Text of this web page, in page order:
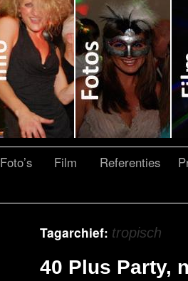
Foto’s Film Referenties
Tagarchief: tropisch
40 Plus Party,